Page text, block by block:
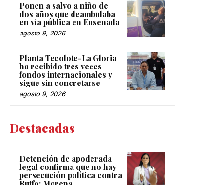
Ponen a salvo a niño de
dos años que deambulaba
en vía pública en Ensenada
agosto 9, 2026
Planta Tecolote-La Gloria
ha recibido tres veces
fondos internacionales y
sigue sin concretarse
agosto 9, 2026
Destacadas
Detención de apoderada
legal confirma que no hay
persecución política contra